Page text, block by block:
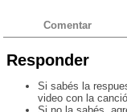
Comentar
Responder
Si sabés la
video con la